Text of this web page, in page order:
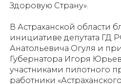
Здоровую Страну».
В Астраханской области
инициативе депутата ГД
Анатольевича Огуля и
Губернатора Игоря
участниками пилотного
работники «Астраханского